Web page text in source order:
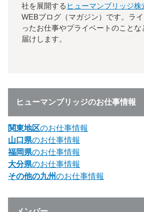
社を展開する ヒューマンブリッジ株
WEBブログ（マガジン）です。ラ
ったお仕事やプライベートのこと
届けします。
ヒューマンブリッジのお仕事情報
関東地区のお仕事情報
山口県のお仕事情報
福岡県のお仕事情報
大分県のお仕事情報
その他の九州のお仕事情報